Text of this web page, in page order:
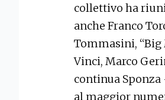
collettivo ha
anche Franco
Tommasini, “Big
Vinci, Marco
continua
al maggior